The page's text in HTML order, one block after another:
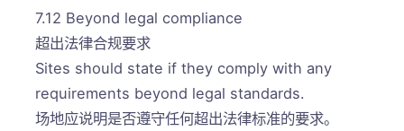
7.12 Beyond legal compliance
超出法律合规要求
Sites should state if they comply with any
requirements beyond legal standards.
场地应说明是否遵守任何超出法律标准的要求。